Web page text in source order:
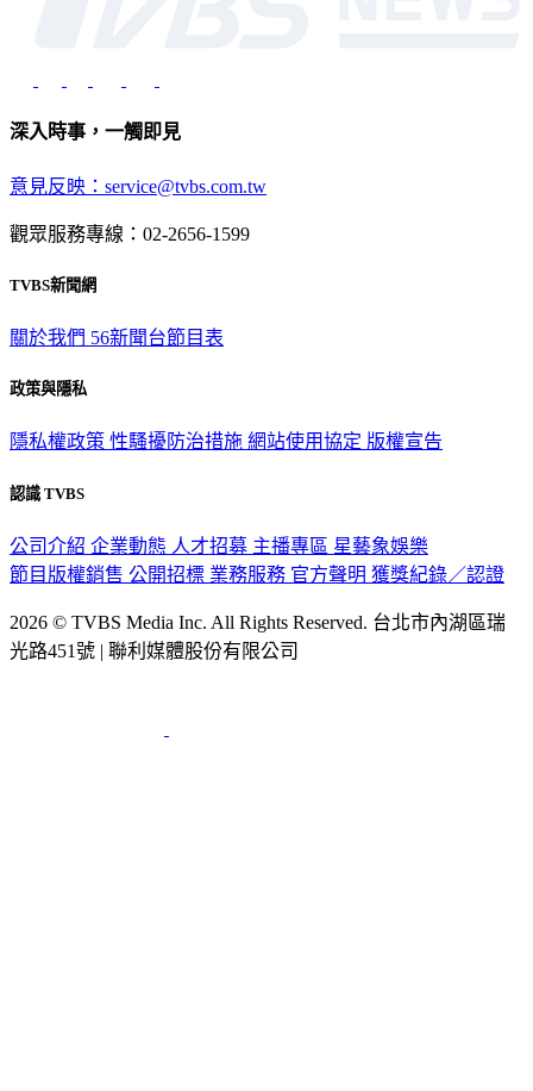
深入時事，一觸即見
意見反映：service@tvbs.com.tw
觀眾服務專線：02-2656-1599
TVBS新聞網
關於我們 56新聞台節目表
政策與隱私
隱私權政策 性騷擾防治措施 網站使用協定 版權宣告
認識 TVBS
公司介紹 企業動態 人才招募 主播專區 星藝象娛樂
節目版權銷售 公開招標 業務服務 官方聲明 獲獎紀錄／認證
2026 © TVBS Media Inc. All Rights Reserved. 台北市內湖區瑞
光路451號 | 聯利媒體股份有限公司